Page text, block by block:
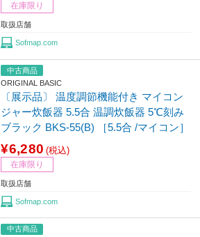
在庫限り
取扱店舗
Sofmap.com
中古商品
ORIGINAL BASIC
〔展示品〕 温度調節機能付き マイコン
ジャー炊飯器 5.5合 温調炊飯器 5℃刻み
ブラック BKS-55(B) ［5.5合 /マイコン］
¥6,280 (税込)
在庫限り
取扱店舗
Sofmap.com
中古商品